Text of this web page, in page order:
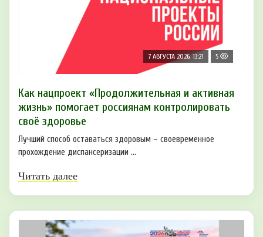
7 АВГУСТА 2026, 13:21 5
Как нацпроект «Продолжительная и активная
жизнь» помогает россиянам контролировать
своё здоровье
Лучший способ оставаться здоровым – своевременное
прохождение диспансеризации ...
Читать далее